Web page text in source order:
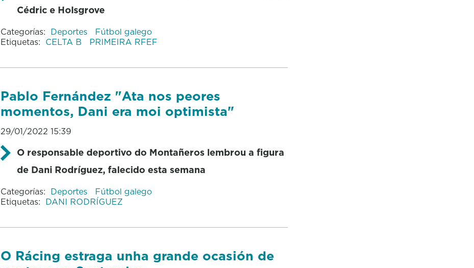
Cédric e Holsgrove
Categorías: Deportes
Fútbol galego
Etiquetas: CELTA B PRIMEIRA RFEF
Pablo Fernández "Ata nos peores
momentos, Dani era moi optimista"
29/01/2022 15:39
O responsable deportivo do Montañeros lembrou a figura
de Dani Rodríguez, falecido esta semana
Categorías: Deportes
Fútbol galego
Etiquetas: DANI RODRÍGUEZ
O Rácing estraga unha grande ocasión de